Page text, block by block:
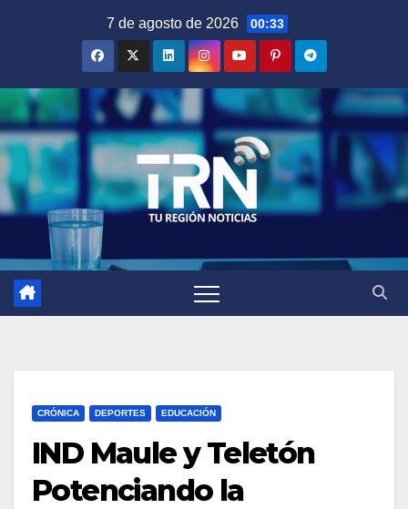
7 de agosto de 2026 00:33
CRÓNICA DEPORTES EDUCACIÓN
IND Maule y Teletón
Potenciando la